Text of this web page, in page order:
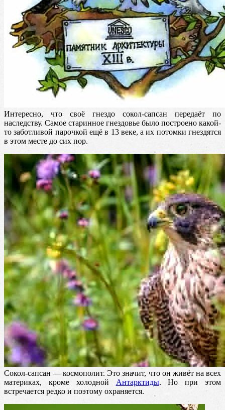
Интересно, что своё гнездо сокол-сапсан передаёт по
наследству. Самое старинное гнездовье было построено какой-
то заботливой парочкой ещё в 13 веке, а их потомки гнездятся
в этом месте до сих пор.
Сокол-сапсан — космополит. Это значит, что он живёт на всех
материках, кроме холодной Антарктиды. Но при этом
встречается редко и поэтому охраняется.